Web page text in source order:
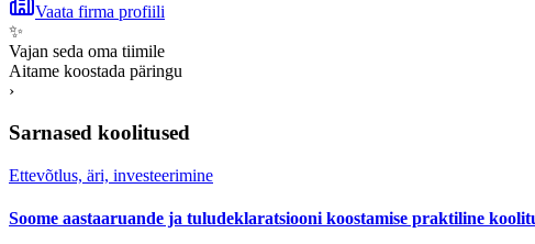
Vaata firma profiili
✨
Vajan seda oma tiimile
Aitame koostada päringu
›
Sarnased koolitused
Ettevõtlus, äri, investeerimine
Soome aastaaruande ja tuludeklaratsiooni koostamise praktiline